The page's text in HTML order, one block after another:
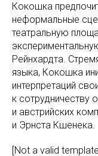
Кокошка
неформальные
театральную
Рейнхардта.
языка, Кокошка
интерпретаций
к сотрудничеству
и австрийских
и Эрнста Кшенека.
[Not a valid